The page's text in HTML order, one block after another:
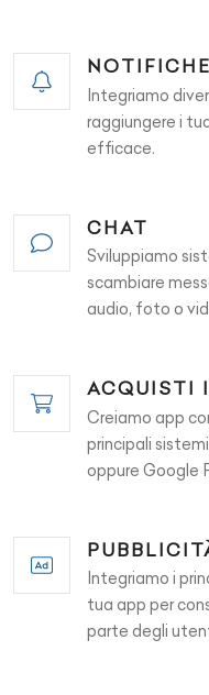
Integriamo
raggiungere i
efficace.
CHAT
Sviluppiamo
scambiare
audio, foto o
ACQUISTI
Creiamo app
principali
oppure Google
Integriamo i
tua app per
parte degli